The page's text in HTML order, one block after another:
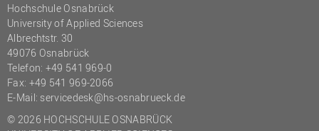
Hochschule Osnabrück
University of Applied Sciences
Albrechtstr. 30
49076 Osnabrück
Telefon: +49 541 969-0
Fax: +49 541 969-2066
E-Mail: servicedesk@hs-osnabrueck.de
© 2026 HOCHSCHULE OSNABRÜCK